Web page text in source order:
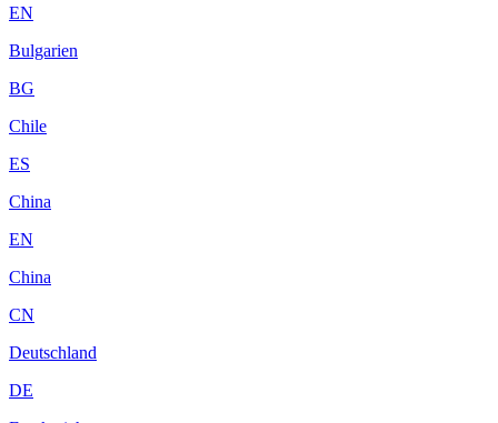
EN
Bulgarien
BG
Chile
ES
China
EN
China
CN
Deutschland
DE